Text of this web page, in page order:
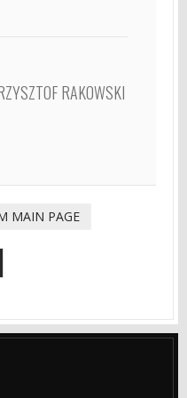
RAKOWSKI
MAIN PAGE